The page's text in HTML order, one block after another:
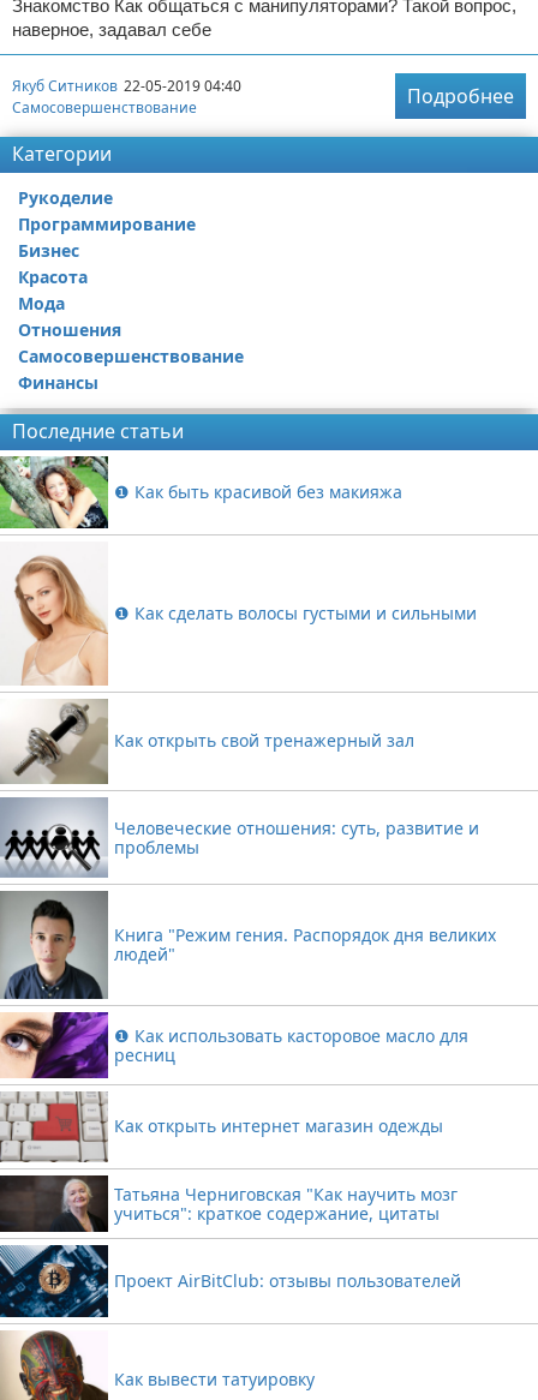
Знакомство Как общаться с манипуляторами? Такой вопрос,
наверное, задавал себе
Якуб Ситников 22-05-2019 04:40
Самосовершенствование
Подробнее
Категории
Рукоделие
Программирование
Бизнес
Красота
Мода
Отношения
Самосовершенствование
Финансы
Последние статьи
❶ Как быть красивой без макияжа
❶ Как сделать волосы густыми и сильными
Как открыть свой тренажерный зал
Человеческие отношения: суть, развитие и
проблемы
Книга "Режим гения. Распорядок дня великих
людей"
❶ Как использовать касторовое масло для
ресниц
Как открыть интернет магазин одежды
Татьяна Черниговская "Как научить мозг
учиться": краткое содержание, цитаты
Проект AirBitClub: отзывы пользователей
Как вывести татуировку